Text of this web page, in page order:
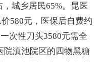
城乡居民65%。昆医
580元，医保后自费约
次性刀头3580元需全
院滇池院区的四物黑糖